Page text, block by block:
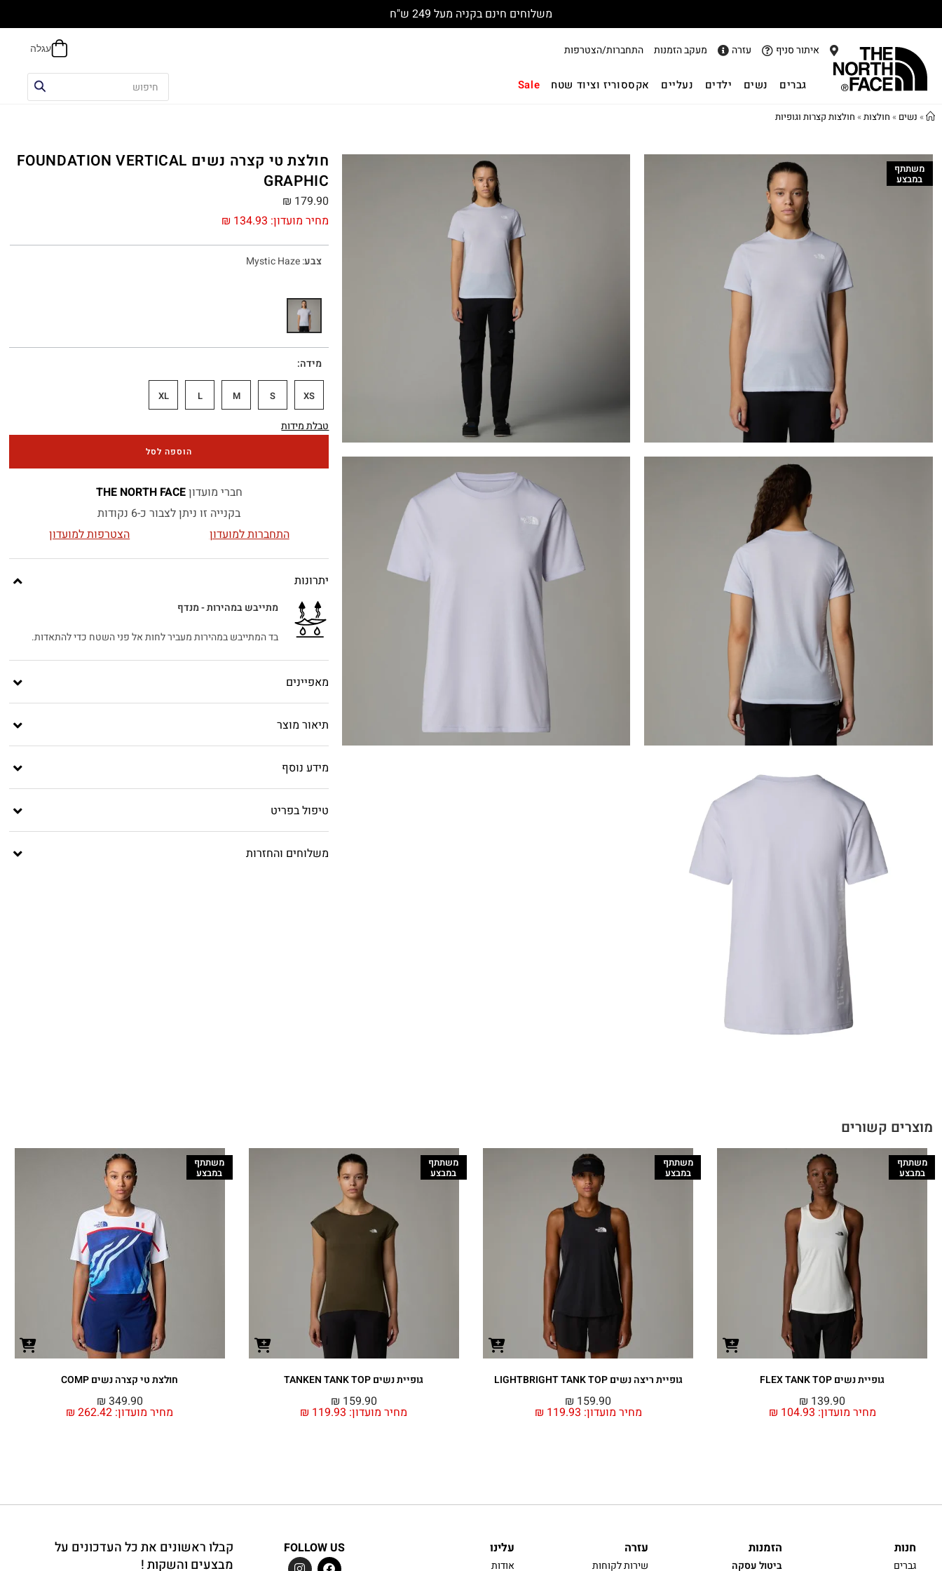
משלוחים חינם בקניה מעל 249 ש"ח
איתור סניף עזרה מעקב הזמנות התחברות/הצטרפות
גברים נשים ילדים נעליים אקססוריז וציוד שטח Sale
» נשים » חולצות» חולצות קצרות וגופיות
משתתף
במבצע
חולצת טי קצרה נשים FOUNDATION VERTICAL
GRAPHIC
מחיר מועדון: ₪ 134.93
₪ 179.90
צבע:
Mystic Haze
מידה
XS
S
M
L
XL
טבלת מידות
הוספה לסל
חברי מועדוןTHE NORTH FACE
בקנייה זו ניתן לצבור כ-6 נקודות
התחברות למועדון
הצטרפות למועדון
יתרונות
מתייבש במהירות - מנדף
בד המתייבש במהירות מעביר לחות אל פני השטח כדי להתאדות.
מאפיינים
תיאור מוצר
מידע נוסף
טיפול בפריט
משלוחים והחזרות
מוצרים קשורים
משתתף
במבצע
גופיית נשים FLEX TANK TOP
מחיר מועדון: ₪ 104.93
₪ 139.90
משתתף
במבצע
גופיית ריצה נשים LIGHTBRIGHT TANK TOP
מחיר מועדון: ₪ 119.93
₪ 159.90
משתתף
במבצע
גופיית נשים TANKEN TANK TOP
מחיר מועדון: ₪ 119.93
₪ 159.90
משתתף
במבצע
חולצת טי קצרה נשים COMP
מחיר מועדון: ₪ 262.42
₪ 349.90
חנות
גברים
הזמנות
ביטול עסקה
עזרה
שירות לקוחות
עלינו
אודות
FOLLOW US
קבלו ראשונים את כל העדכונים על
מבצעים והשקות !